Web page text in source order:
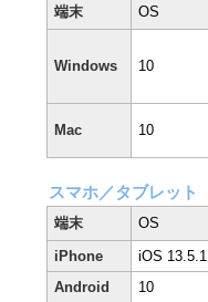
端末 OS
Windows 10
Mac 10
スマホ／タブレット
端末 OS
iPhone
iOS 13.5.1
Android
10